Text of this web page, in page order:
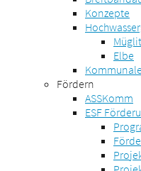
Konzepte
Elbe
Fördern
ASSKomm
ESF